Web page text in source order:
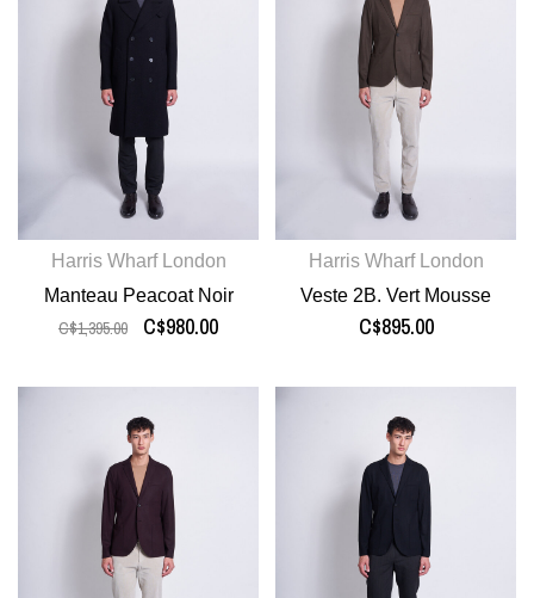
Harris Wharf London
Manteau Peacoat Noir
C$1,395.00 C$980.00
Harris Wharf London
Veste 2B. Vert Mousse
C$895.00